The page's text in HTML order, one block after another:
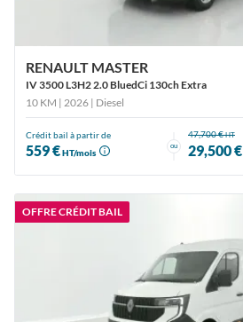
RENAULT MASTER
IV 3500 L3H2 2.0 BluedCi 130ch Extra
10 KM | 2026 | Diesel
Crédit bail à partir de
559 €HT/mois
ou
47,700 €HT
29,500 €
OFFRE CRÉDIT BAIL